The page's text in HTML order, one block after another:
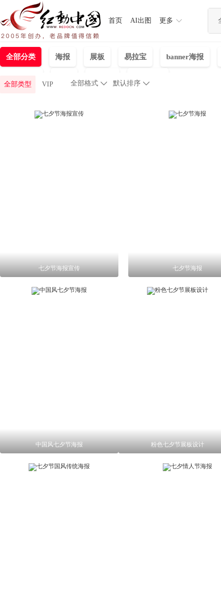
首页 AI出图 更多
全部分类 海报 展板 易拉宝 banner海报
手抄报 标识指示
全部类型 VIP 
全部格式 默认排序 
七夕节海报宣传 七夕节海报
中国风七夕节海报 粉色七夕节展板设计